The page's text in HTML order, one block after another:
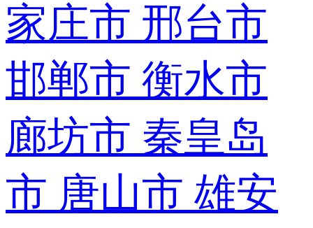
家庄市 邢台市
邯郸市 衡水市
廊坊市 秦皇岛
市 唐山市 雄安